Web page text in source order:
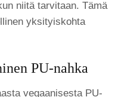
niitä tarvitaan. Tämä
yksityiskohta
PU-nahka
vegaanisesta PU-